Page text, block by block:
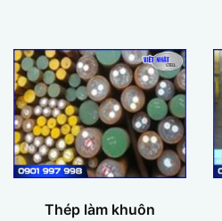
Thép làm khuôn